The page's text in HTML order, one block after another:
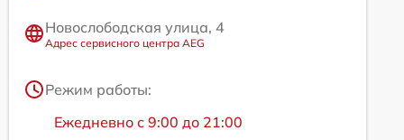
Новослободская улица, 4
Адрес сервисного центра AEG
Режим работы:
Ежедневно с 9:00 до 21:00